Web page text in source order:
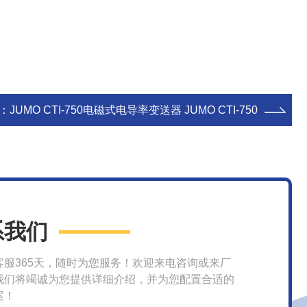
JUMO CTI-750电磁式电导率变送器 JUMO CTI-750
们
服365天，随时为您服务！欢迎来电咨询或来厂
们将竭诚为您提供详细介绍，并为您配置合适的